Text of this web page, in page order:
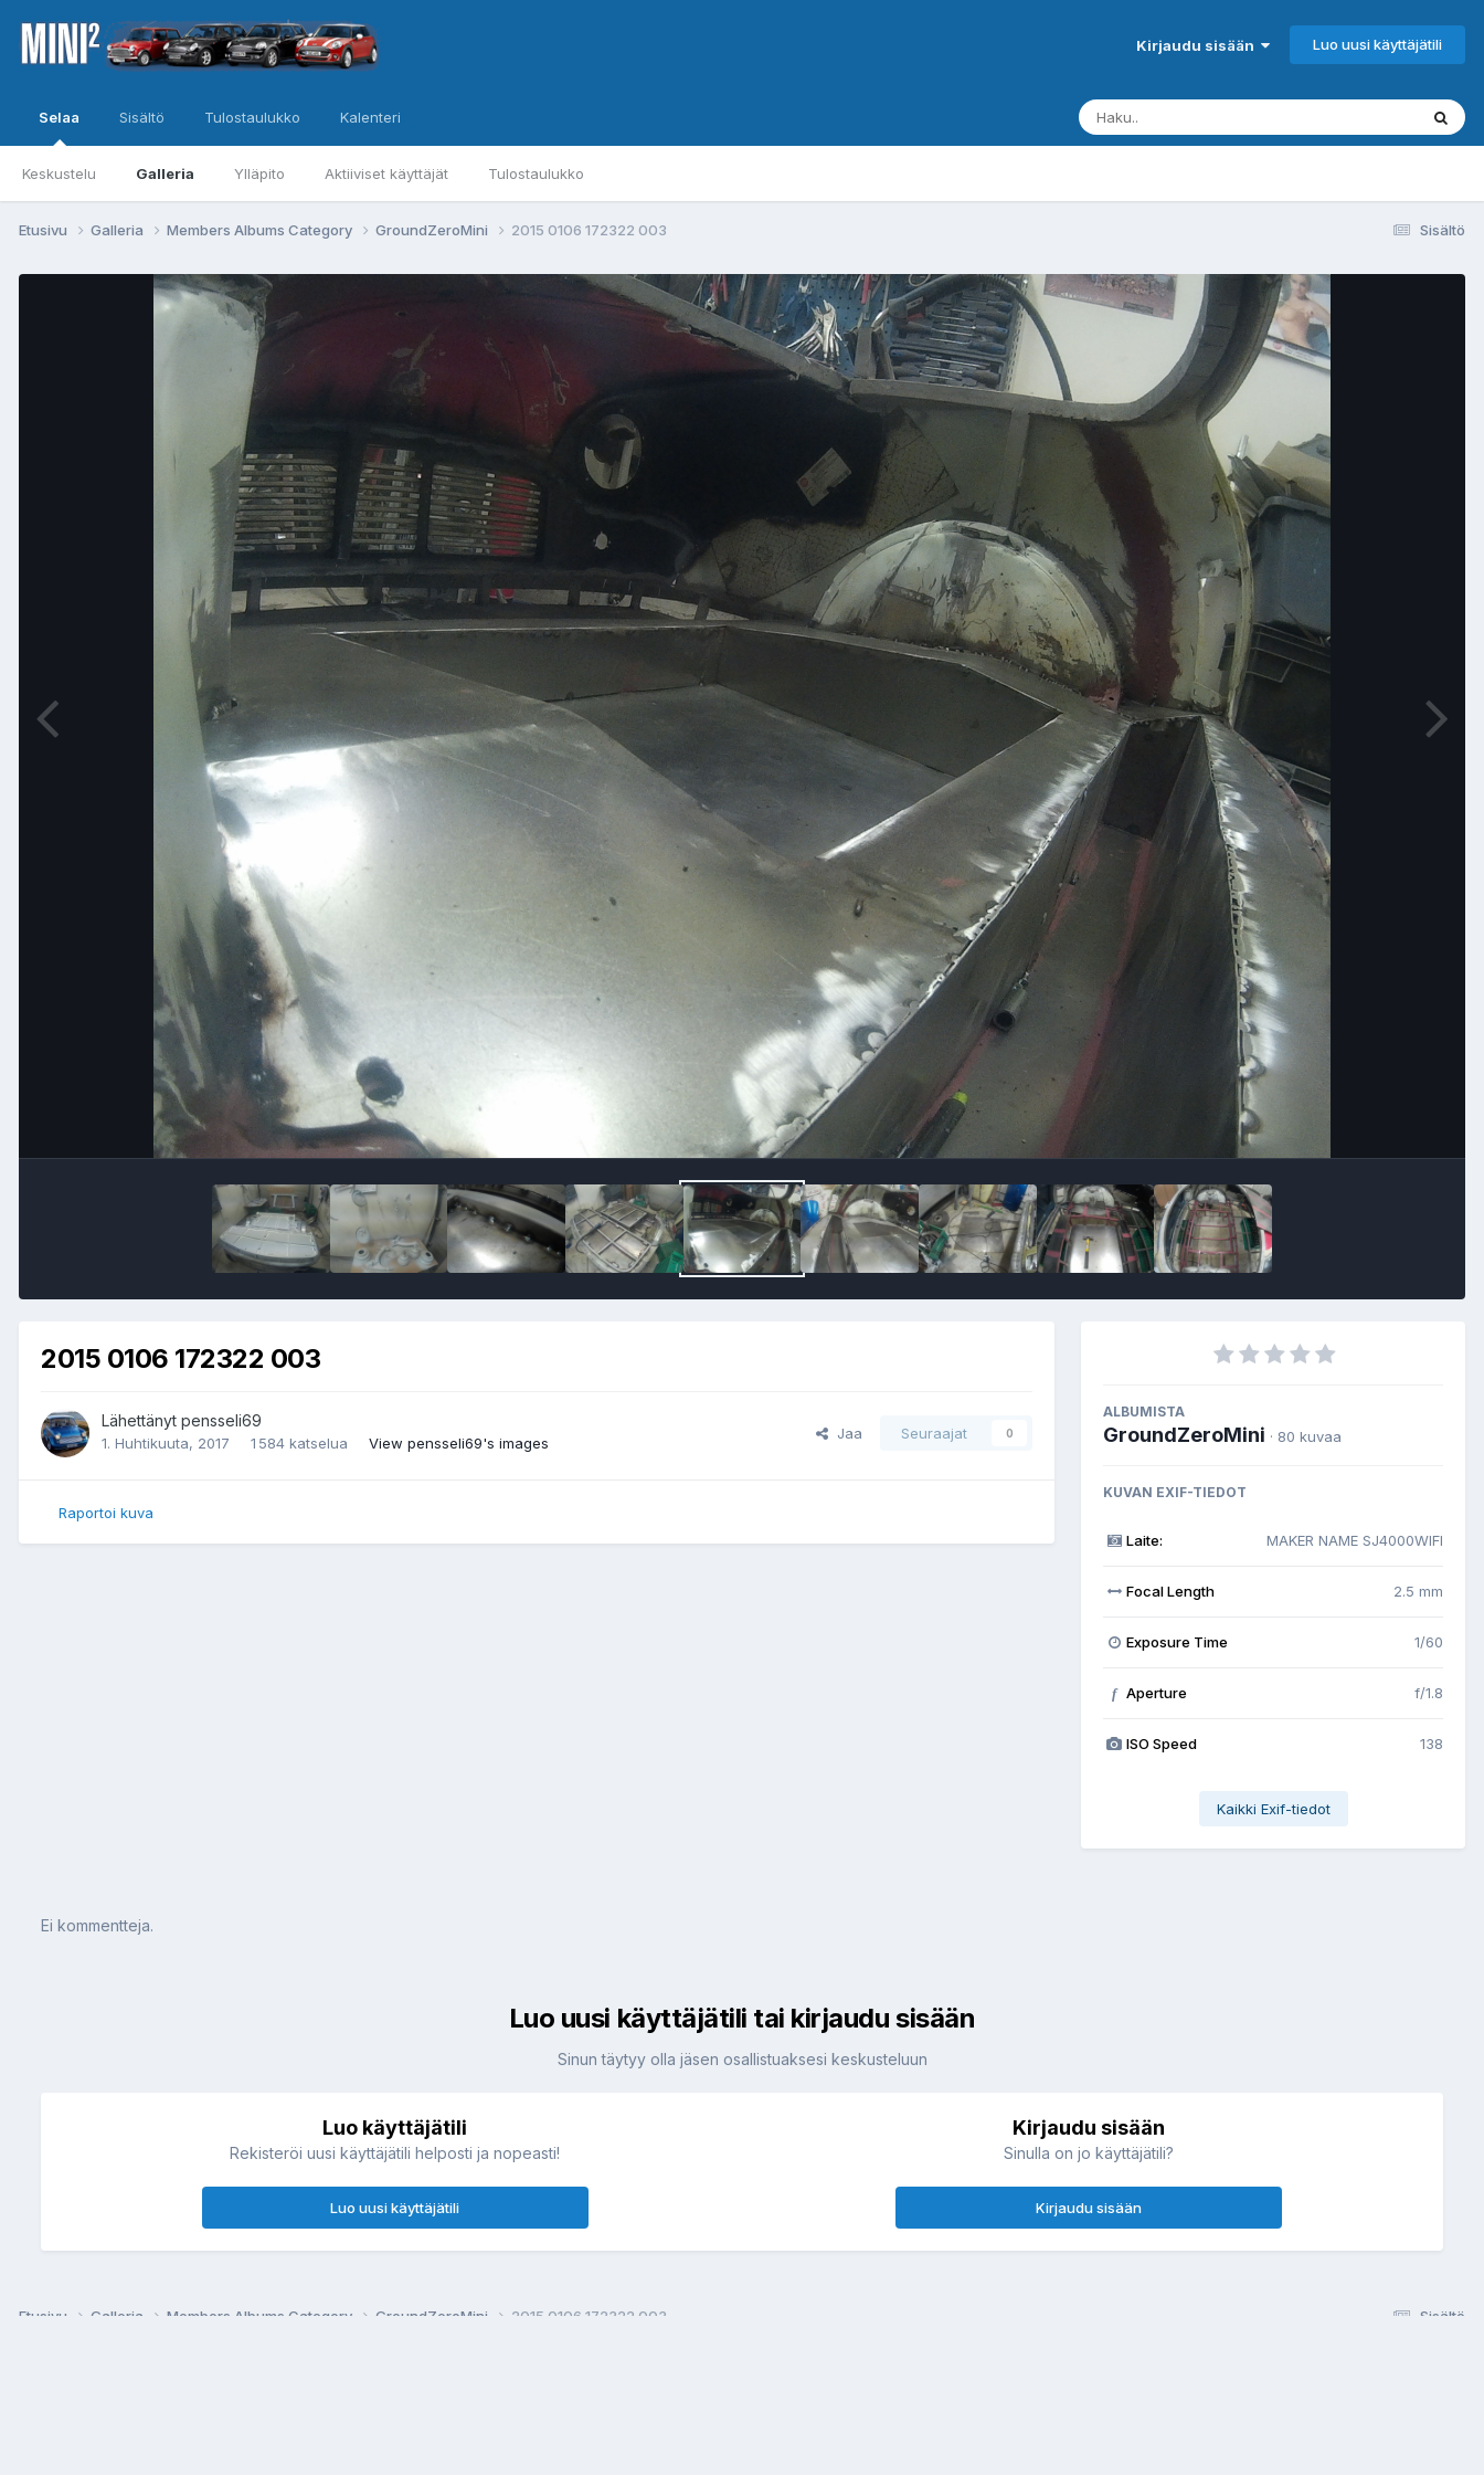
Kirjaudu sisään Luo uusi käyttäjätili
Selaa
Keskustelu Galleria Ylläpito Aktiiviset käyttäjät Tulostaulukko
Sisältö Tulostaulukko Kalenteri
Sisältö
Etusivu Galleria Members Albums Category GroundZeroMini 2015 0106 172322 003
2015 0106 172322 003
Lähettänyt pensseli69
1. Huhtikuuta, 2017 1 584 katselua View pensseli69's images
Jaa Seuraajat 0
Raportoi kuva
ALBUMISTA
GroundZeroMini · 80 kuvaa
KUVAN EXIF-TIEDOT
Laite: MAKER NAME SJ4000WIFI
Focal Length 2.5 mm
Exposure Time 1/60
f Aperture f/1.8
ISO Speed 138
Kaikki Exif-tiedot
Ei kommentteja.
Luo uusi käyttäjätili tai kirjaudu sisään
Sinun täytyy olla jäsen osallistuaksesi keskusteluun
Luo käyttäjätili
Rekisteröi uusi käyttäjätili helposti ja nopeasti!
Luo uusi käyttäjätili
Kirjaudu sisään
Sinulla on jo käyttäjätili?
Kirjaudu sisään
Sisältö
Etusivu Galleria Members Albums Category GroundZeroMini 2015 0106 172322 003